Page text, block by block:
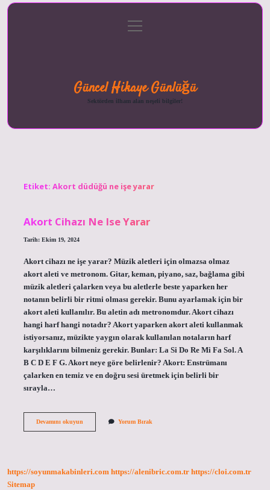
menüyü
aç
Güncel Hikaye Günlüğü
Sektörden ilham alan neşeli bilgiler!
Etiket: Akort düdüğü ne işe yarar
Akort Cihazı Ne Ise Yarar
Tarih: Ekim 19, 2024
Akort cihazı ne işe yarar? Müzik aletleri için olmazsa olmaz
akort aleti ve metronom. Gitar, keman, piyano, saz, bağlama gibi
müzik aletleri çalarken veya bu aletlerle beste yaparken her
notanın belirli bir ritmi olması gerekir. Bunu ayarlamak için bir
akort aleti kullanılır. Bu aletin adı metronomdur. Akort cihazı
hangi harf hangi notadır? Akort yaparken akort aleti kullanmak
istiyorsanız, müzikte yaygın olarak kullanılan notaların harf
karşılıklarını bilmeniz gerekir. Bunlar: La Si Do Re Mi Fa Sol. A
B C D E F G. Akort neye göre belirlenir? Akort: Enstrümanı
çalarken en temiz ve en doğru sesi üretmek için belirli bir
sırayla…
Devamını okuyunAkort
Yorum Bırak
https://soyunmakabinleri.com https://alenibric.com.tr https://cloi.com.tr
Sitemap